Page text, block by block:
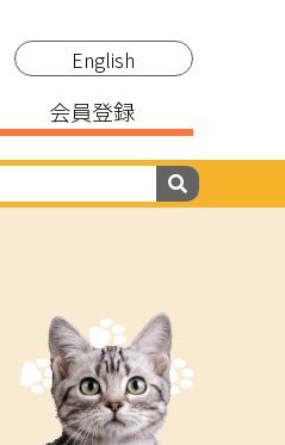
English
会員登録